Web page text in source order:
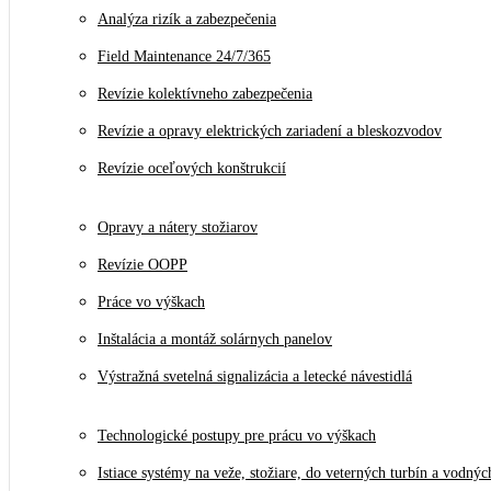
Analýza rizík a zabezpečenia
Field Maintenance 24/7/365
Revízie kolektívneho zabezpečenia
Revízie a opravy elektrických zariadení a bleskozvodov
Revízie oceľových konštrukcií
Opravy a nátery stožiarov
Revízie OOPP
Práce vo výškach
Inštalácia a montáž solárnych panelov
Výstražná svetelná signalizácia a letecké návestidlá
Technologické postupy pre prácu vo výškach
Istiace systémy na veže, stožiare, do veterných turbín a